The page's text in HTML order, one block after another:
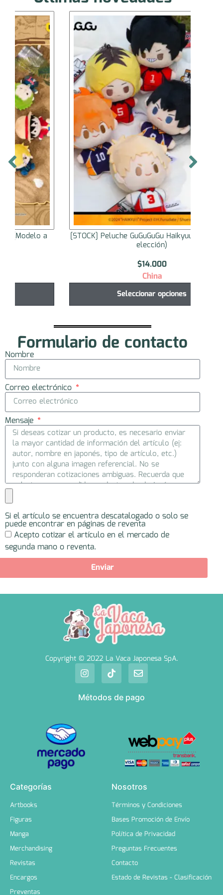
[STOCK] Peluche GuGuGuGu Haikyuu!! (modelo a
Seleccionar opciones
Formulario de contacto
Nombre
Correo electrónico
Mensaje
Si el artículo se encuentra descatalogado o solo se
puede encontrar en páginas de reventa
Acepto cotizar el artículo en el mercado de
segunda mano o reventa.
Enviar
Copyright © 2022 La Vaca Japonesa SpA.
Métodos de pago
Categorías
Artbooks
Figuras
Manga
Merchandising
Revistas
Encargos
Preventas
Nosotros
Términos y Condiciones
Bases Promoción de Envío
Política de Privacidad
Preguntas Frecuentes
Contacto
Estado de Revistas - Clasificación